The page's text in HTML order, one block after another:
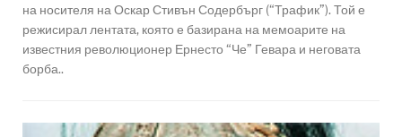
на носителя на Оскар Стивън Содербърг (“Трафик”). Той е
режисирал лентата, която е базирана на мемоарите на
известния революционер Ернесто “Че” Гевара и неговата
борба..